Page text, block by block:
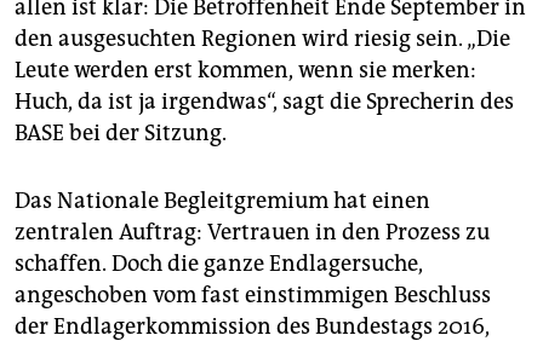
allen ist klar: Die Betroffenheit Ende September in
den ausgesuchten Regionen wird riesig sein. „Die
Leute werden erst kommen, wenn sie merken:
Huch, da ist ja irgendwas“, sagt die Sprecherin des
BASE bei der Sitzung.
Das Nationale Begleitgremium hat einen
zentralen Auftrag: Vertrauen in den Prozess zu
schaffen. Doch die ganze Endlagersuche,
angeschoben vom fast einstimmigen Beschluss
der Endlagerkommission des Bundestags 2016,